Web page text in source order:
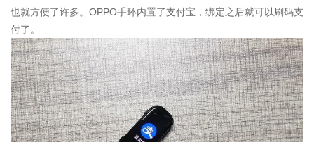
也就方便了许多。OPPO手环内置了支付宝，绑定之后就可以刷码支
付了。